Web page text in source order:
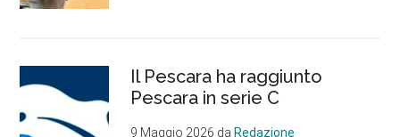
Il Pescara ha raggiunto
Pescara in serie C
9 Maggio 2026 da Redazione